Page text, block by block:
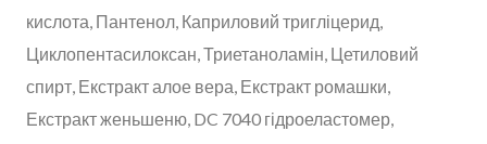
кислота, Пантенол, Каприловий тригліцерид,
Циклопентасилоксан, Триетаноламін, Цетиловий
спирт, Екстракт алое вера, Екстракт ромашки,
Екстракт женьшеню, DC 7040 гідроеластомер,